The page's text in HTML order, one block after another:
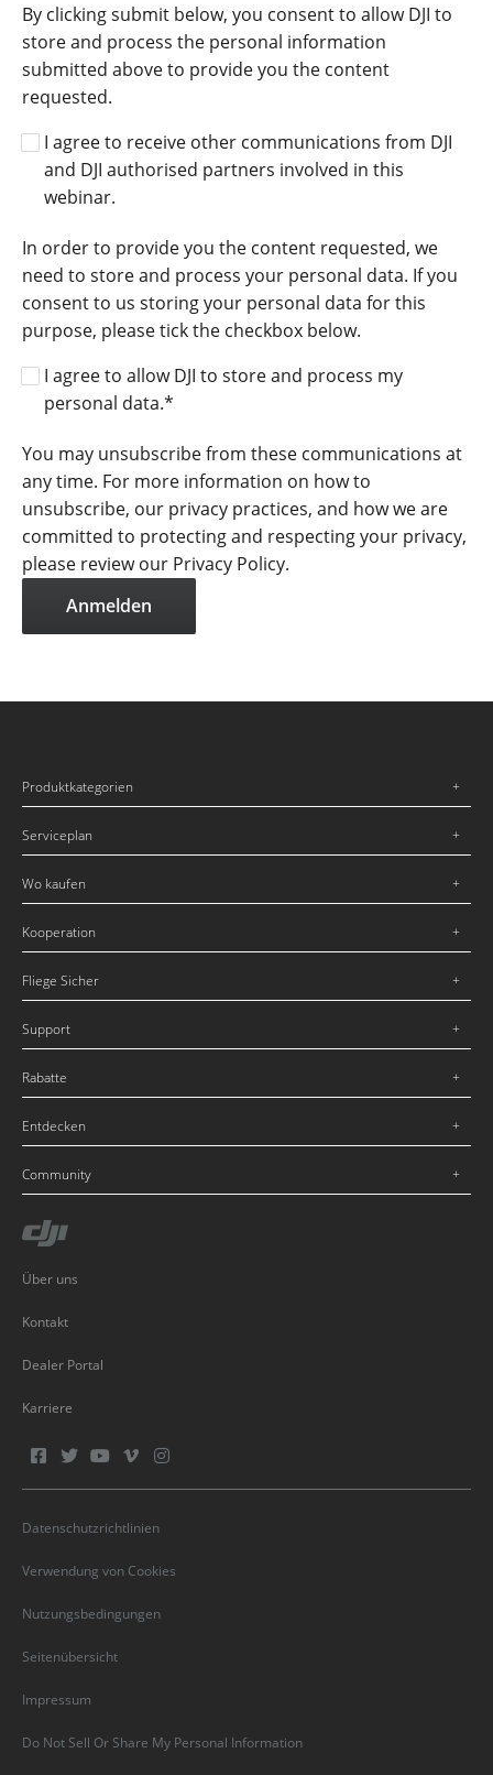
By clicking submit below, you consent to allow DJI to
store and process the personal information
submitted above to provide you the content
requested.
I agree to receive other communications from DJI
and DJI authorised partners involved in this
webinar.
In order to provide you the content requested, we
need to store and process your personal data. If you
consent to us storing your personal data for this
purpose, please tick the checkbox below.
I agree to allow DJI to store and process my
personal data.*
You may unsubscribe from these communications at
any time. For more information on how to
unsubscribe, our privacy practices, and how we are
committed to protecting and respecting your privacy,
please review our Privacy Policy.
Produktkategorien
Serviceplan
Wo kaufen
Kooperation
Fliege Sicher
Support
Rabatte
Entdecken
Community
Über uns
Kontakt
Dealer Portal
Karriere
Datenschutzrichtlinien
Verwendung von Cookies
Nutzungsbedingungen
Seitenübersicht
Impressum
Do Not Sell Or Share My Personal Information